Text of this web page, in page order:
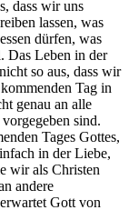
dass wir uns
lassen, was
dürfen, was
Das Leben in der
so aus, dass wir
Tag in
genau an alle
sind.
Tages Gottes,
in der Liebe,
wir als Christen
andere
Gott von